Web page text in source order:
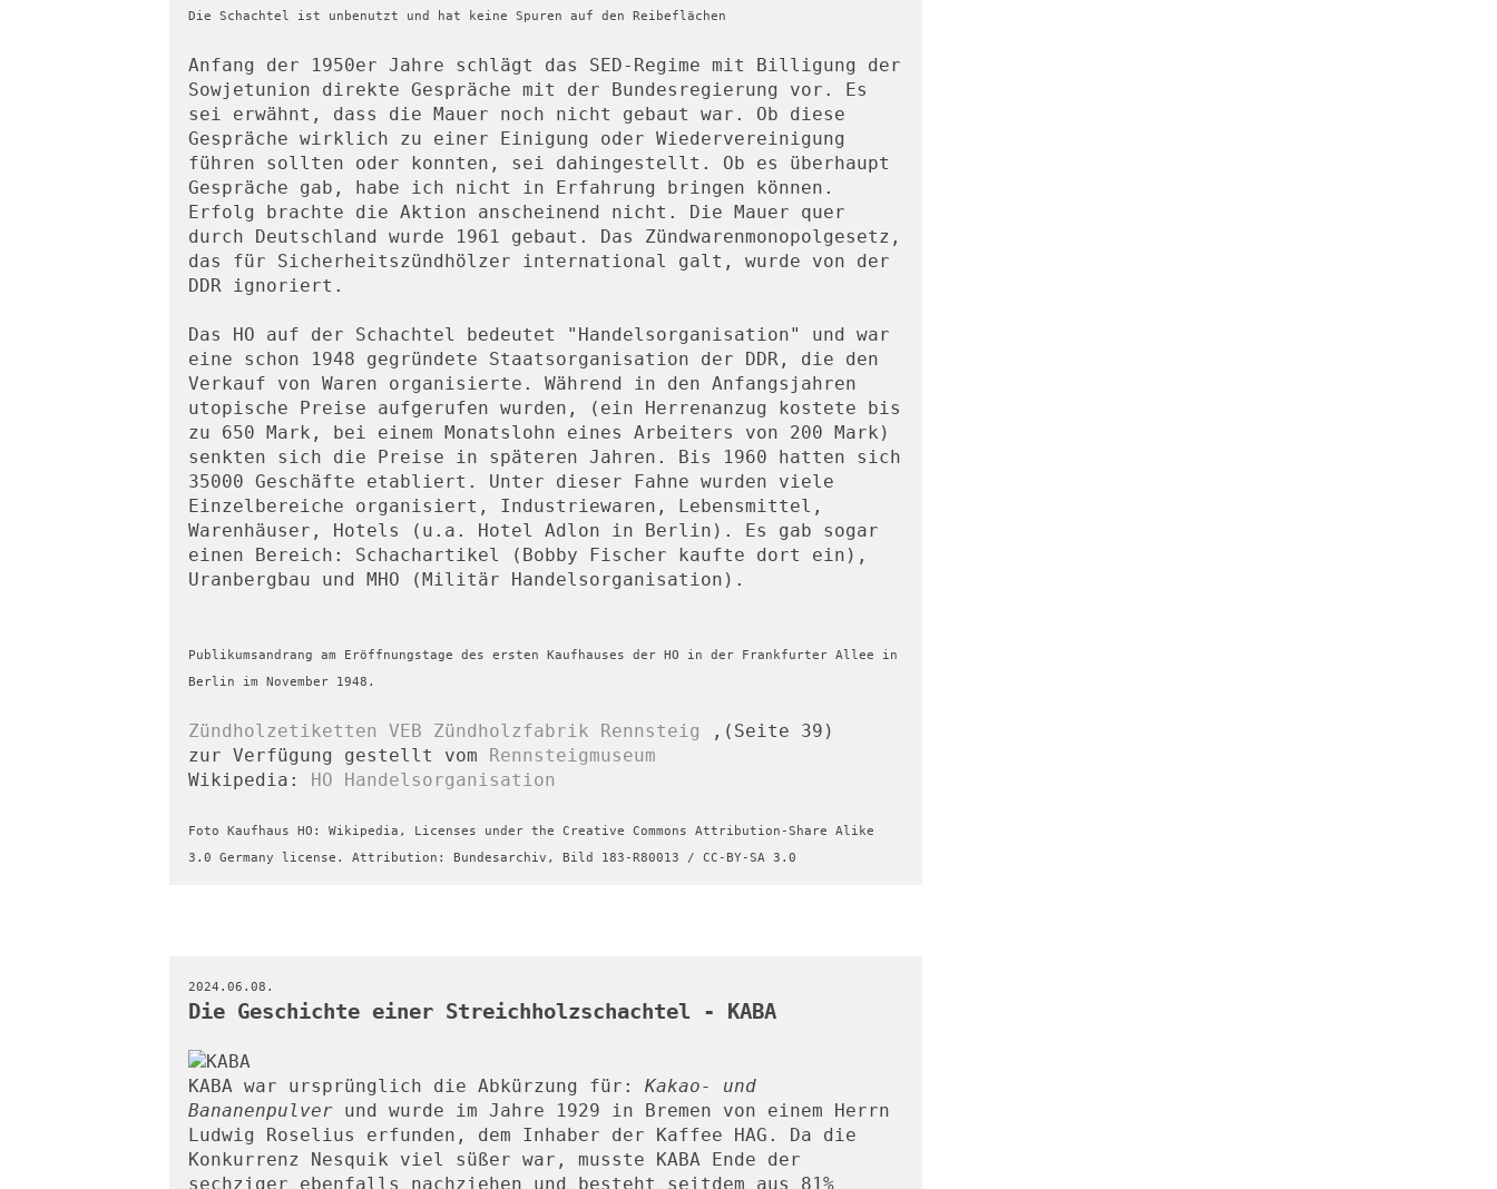
Die Schachtel ist unbenutzt und hat keine Spuren auf den Reibeflächen
Anfang der 1950er Jahre schlägt das SED-Regime mit Billigung der
Sowjetunion direkte Gespräche mit der Bundesregierung vor. Es
sei erwähnt, dass die Mauer noch nicht gebaut war. Ob diese
Gespräche wirklich zu einer Einigung oder Wiedervereinigung
führen sollten oder konnten, sei dahingestellt. Ob es überhaupt
Gespräche gab, habe ich nicht in Erfahrung bringen können.
Erfolg brachte die Aktion anscheinend nicht. Die Mauer quer
durch Deutschland wurde 1961 gebaut. Das Zündwarenmonopolgesetz,
das für Sicherheitszündhölzer international galt, wurde von der
DDR ignoriert.
Das HO auf der Schachtel bedeutet "Handelsorganisation" und war
eine schon 1948 gegründete Staatsorganisation der DDR, die den
Verkauf von Waren organisierte. Während in den Anfangsjahren
utopische Preise aufgerufen wurden, (ein Herrenanzug kostete bis
zu 650 Mark, bei einem Monatslohn eines Arbeiters von 200 Mark)
senkten sich die Preise in späteren Jahren. Bis 1960 hatten sich
35000 Geschäfte etabliert. Unter dieser Fahne wurden viele
Einzelbereiche organisiert, Industriewaren, Lebensmittel,
Warenhäuser, Hotels (u.a. Hotel Adlon in Berlin). Es gab sogar
einen Bereich: Schachartikel (Bobby Fischer kaufte dort ein),
Uranbergbau und MHO (Militär Handelsorganisation).
Publikumsandrang am Eröffnungstage des ersten Kaufhauses der HO in der Frankfurter Allee in
Berlin im November 1948.
Zündholzetiketten VEB Zündholzfabrik Rennsteig ,(Seite 39)
zur Verfügung gestellt vom Rennsteigmuseum
Wikipedia: HO Handelsorganisation
Foto Kaufhaus HO: Wikipedia, Licenses under the Creative Commons Attribution-Share Alike
3.0 Germany license. Attribution: Bundesarchiv, Bild 183-R80013 / CC-BY-SA 3.0
2024.06.08.
Die Geschichte einer Streichholzschachtel - KABA
KABA war ursprünglich die Abkürzung für: Kakao- und
Bananenpulver und wurde im Jahre 1929 in Bremen von einem Herrn
Ludwig Roselius erfunden, dem Inhaber der Kaffee HAG. Da die
Konkurrenz Nesquik viel süßer war, musste KABA Ende der
sechziger ebenfalls nachziehen und besteht seitdem aus 81%